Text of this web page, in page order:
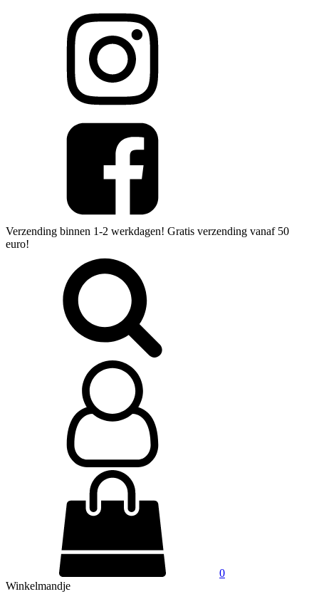
Verzending binnen 1-2 werkdagen! Gratis verzending vanaf 50
euro!
0
Winkelmandje